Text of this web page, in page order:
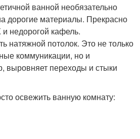
ванной необязательно
дорогие материалы. Прекрасно
недорогой кафель.
натяжной потолок. Это не только
коммуникации, но и
выровняет переходы и стыки
освежить ванную комнату: